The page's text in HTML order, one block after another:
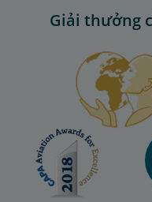
Giải thưởng